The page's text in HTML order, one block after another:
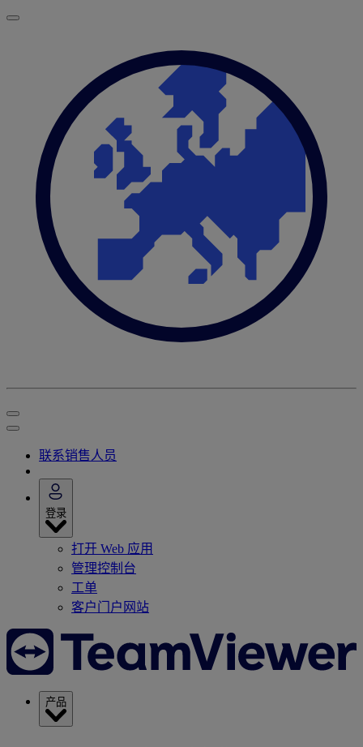
联系销售人员
登录
打开 Web 应用
管理控制台
工单
客户门户网站
产品